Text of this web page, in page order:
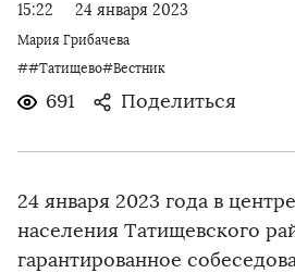
15:22 24 января 2023
Мария Грибачева
##Татищево#Вестник
691 Поделиться
24 января 2023 года в
населения Татищевского
гарантированное